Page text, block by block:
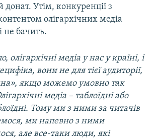
донат. Утім, конкуренції з
олігархічних медіа
не бачить.
олігархічні медіа у нас у країні, і
вони не для тієї аудиторії,
якщо можемо умовно так
медіа – таблоїдні або
Тому ми з ними за читачів
ми напевно з ними
але все-таки люди, які